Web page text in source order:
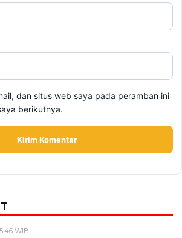
dan situs web saya pada peramban ini
berikutnya.
WIB